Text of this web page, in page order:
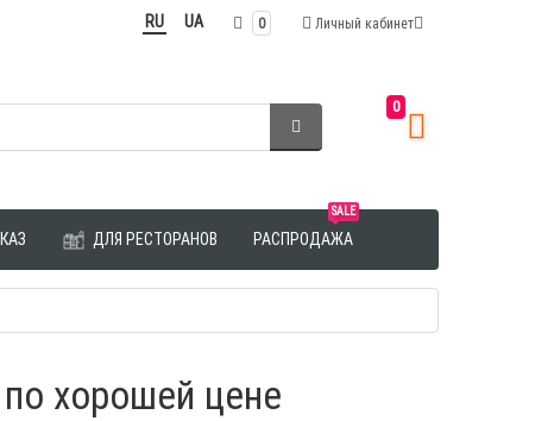
Личный кабинет
0
RU UA
0
ДЛЯ РЕСТОРАНОВ
SALE
РАСПРОДАЖА
хорошей цене